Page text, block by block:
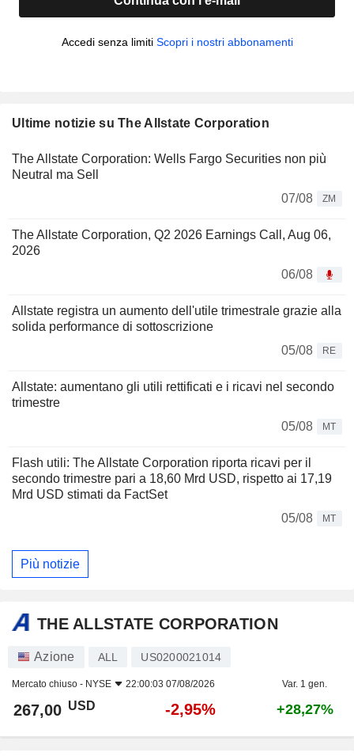
Accedi senza limiti Scopri i nostri abbonamenti
Ultime notizie su The Allstate Corporation
The Allstate Corporation: Wells Fargo Securities non più
Neutral ma Sell
07/08
ZM
The Allstate Corporation, Q2 2026 Earnings Call, Aug 06,
2026
06/08
Allstate registra un aumento dell'utile trimestrale grazie alla
solida performance di sottoscrizione
05/08
RE
Allstate: aumentano gli utili rettificati e i ricavi nel secondo
trimestre
05/08
MT
Flash utili: The Allstate Corporation riporta ricavi per il
secondo trimestre pari a 18,60 Mrd USD, rispetto ai 17,19
Mrd USD stimati da FactSet
05/08
MT
Più notizie
THE ALLSTATE CORPORATION
Azione ALL US0200021014
Mercato chiuso - NYSE 22:00:03 07/08/2026 Var. 1 gen.
267,00 USD -2,95% +28,27%